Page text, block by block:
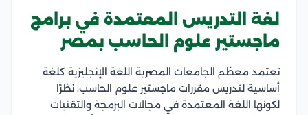
لغة التدريس المعتمدة في برامج
ماجستير علوم الحاسب بمصر
تعتمد معظم الجامعات المصرية اللغة الإنجليزية كلغة
أساسية لتدريس مقررات ماجستير علوم الحاسب، نظرًا
لكونها اللغة المعتمدة في مجالات البرمجة والتقنيات